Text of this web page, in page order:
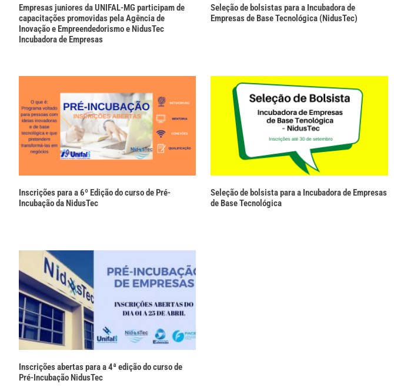
Empresas juniores da UNIFAL-MG participam de
capacitações promovidas pela Agência de
Inovação e Empreendedorismo e NidusTec
Incubadora de Empresas
Seleção de bolsistas para a Incubadora de
Empresas de Base Tecnológica (NidusTec)
Inscrições para a 6º Edição do curso de Pré-
Incubação da NidusTec
Seleção de bolsista para a Incubadora de Empresas
de Base Tecnológica
Inscrições abertas para a 4ª edição do curso de
Pré-Incubação NidusTec